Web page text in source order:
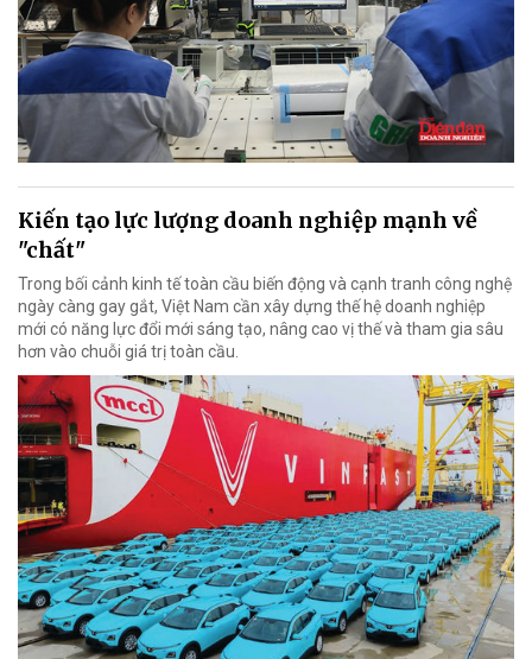
Kiến tạo lực lượng doanh nghiệp mạnh về
"chất"
Trong bối cảnh kinh tế toàn cầu biến động và cạnh tranh công nghệ
ngày càng gay gắt, Việt Nam cần xây dựng thế hệ doanh nghiệp
mới có năng lực đổi mới sáng tạo, nâng cao vị thế và tham gia sâu
hơn vào chuỗi giá trị toàn cầu.